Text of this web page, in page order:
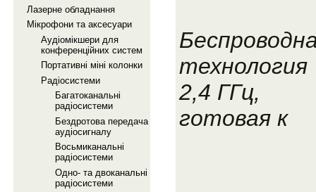
Лазерне обладнання
Мiкрофони та аксесуари
Аудiомiкшери для
конференцiйних систем
Портативнi мiнi колонки
Радiосистеми
Багатоканальнi
радiосистеми
Бездротова передача
аудiосигналу
Восьмиканальнi
радiосистеми
Одно- та двоканальнi
радiосистеми
технология
2,4 ГГц,
готовая к